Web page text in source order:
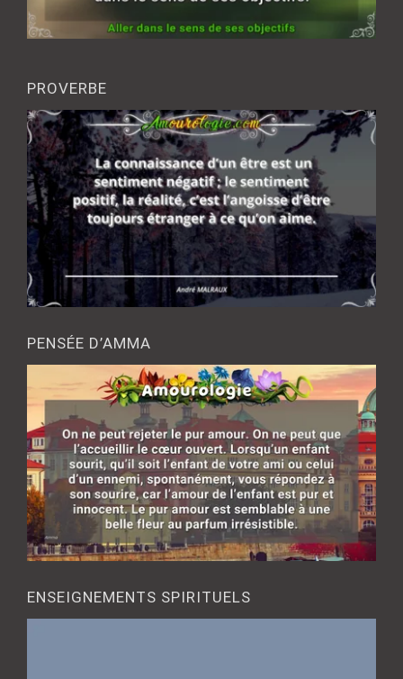
PROVERBE
PENSÉE D’AMMA
ENSEIGNEMENTS SPIRITUELS